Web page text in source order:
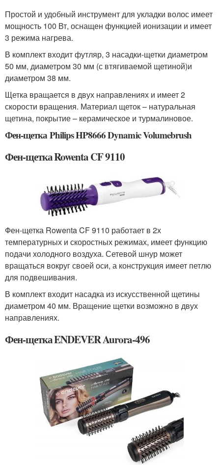
Простой и удобный инструмент для укладки волос имеет
мощность 100 Вт, оснащен функцией ионизации и имеет
3 режима нагрева.
В комплект входит футляр, 3 насадки-щетки диаметром
50 мм, диаметром 30 мм (с втягиваемой щетиной)и
диаметром 38 мм.
Щетка вращается в двух направлениях и имеет 2
скорости вращения. Материал щеток – натуральная
щетина, покрытие – керамическое и турмалиновое.
Фен-щетка Philips HP8666 Dynamic Volumebrush
Фен-щетка Rowenta CF 9110
Фен-щетка Rowenta CF 9110 работает в 2х
температурных и скоростных режимах, имеет функцию
подачи холодного воздуха. Сетевой шнур может
вращаться вокруг своей оси, а конструкция имеет петлю
для подвешивания.
В комплект входит насадка из искусственной щетины
диаметром 40 мм. Вращение щетки возможно в двух
направлениях.
Фен-щетка ENDEVER Aurora-496